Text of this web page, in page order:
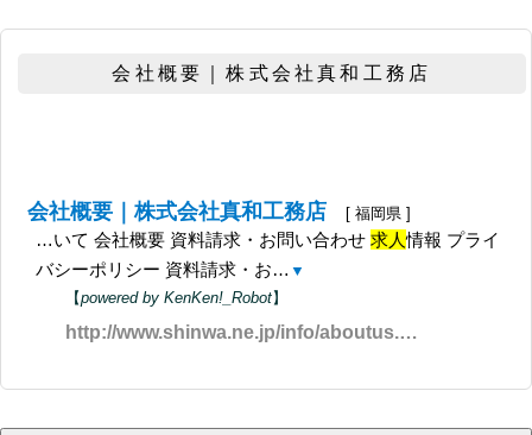
会社概要｜株式会社真和工務店
会社概要｜株式会社真和工務店 [ 福岡県 ]
…いて 会社概要 資料請求・お問い合わせ求人情報 プライ
バシーポリシー 資料請求・お… ▼
【powered by KenKen!_Robot】
http://www.shinwa.ne.jp/info/aboutus.html